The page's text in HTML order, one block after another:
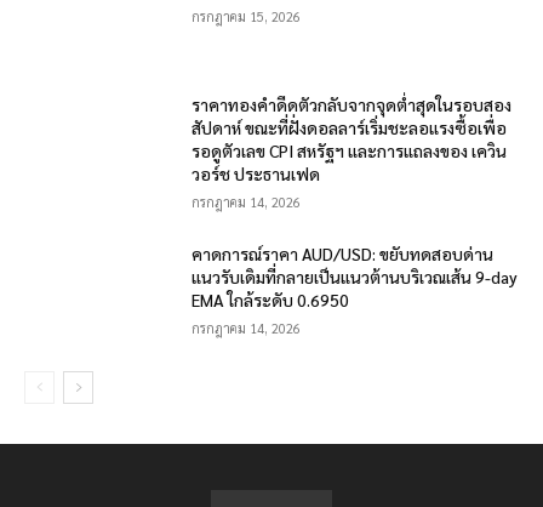
กรกฎาคม 15, 2026
ราคาทองคำดีดตัวกลับจากจุดต่ำสุดในรอบสอง
สัปดาห์ ขณะที่ฝั่งดอลลาร์เริ่มชะลอแรงซื้อเพื่อ
รอดูตัวเลข CPI สหรัฐฯ และการแถลงของ เควิน
วอร์ช ประธานเฟด
กรกฎาคม 14, 2026
คาดการณ์ราคา AUD/USD: ขยับทดสอบด่าน
แนวรับเดิมที่กลายเป็นแนวต้านบริเวณเส้น 9-day
EMA ใกล้ระดับ 0.6950
กรกฎาคม 14, 2026